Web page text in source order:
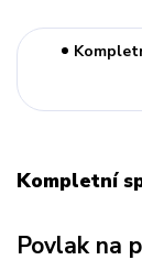
Kompletní
Povlak na